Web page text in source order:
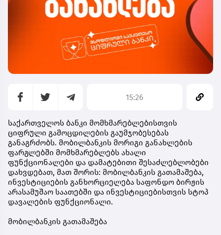
15:26
საქართველოს ბანკი მომხმარებლებისთვის
ციფრული გამოცდილების გაუმჯობესებას
განაგრძობს. მობილბანკის მორიგი განახლების
ფარგლებში მომხმარებლებს ახალი
ფუნქციონალები და დამატებითი შესაძლებლობები
დახვდებათ, მათ შორის: მობილბანკის გათამაშება,
ინვესტიციების განხორციელება საფონდო ბირჟის
არასამუშაო საათებში და ინვესტიციებისთვის სტოპ
დავალების ფუნქციონალი.
მობილბანკის გათამაშება